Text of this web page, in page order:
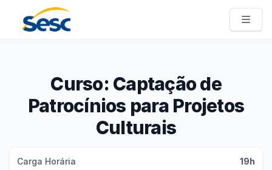
Sesc Pernambuco
Curso: Captação de
Patrocínios para Projetos
Culturais
Carga Horária 19h